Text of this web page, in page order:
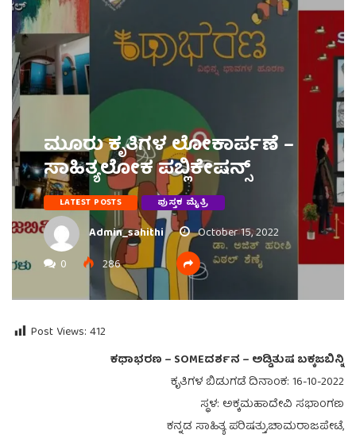
ಮೂರು ಕೃತಿಗಳ ಲೋಕಾರ್ಪಣೆ –
ಸಾಹಿತ್ಯಲೋಕ ಪಬ್ಲಿಕೇಷನ್ಸ್
LATEST POSTS ಪುಸ್ತಕ ಮೈತ್ರಿ
Admin_sahithi
October 15, 2022
0
286
Post Views: 412
ಕಥಾಭರಣ – SOMEದರ್ಶನ – ಅಡ್ಡಿತುಷ ಬಕ್ಕಜಬಿನ್ನಿ
ಕೃತಿಗಳ ಬಿಡುಗಡೆ ದಿನಾಂಕ: 16-10-2022
ಸ್ಥಳ: ಅಕ್ಕಮಹಾದೇವಿ ಸಭಾಂಗಣ
ಕನ್ನಡ ಸಾಹಿತ್ಯ ಪರಿಷತ್ತು,ಚಾಮರಾಜಪೇಟೆ,